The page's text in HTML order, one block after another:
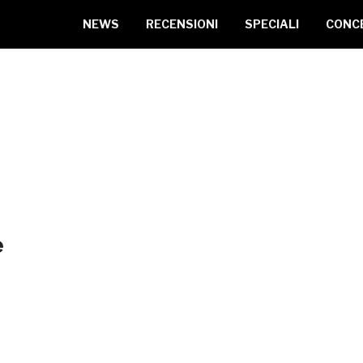
NEWS RECENSIONI SPECIALI